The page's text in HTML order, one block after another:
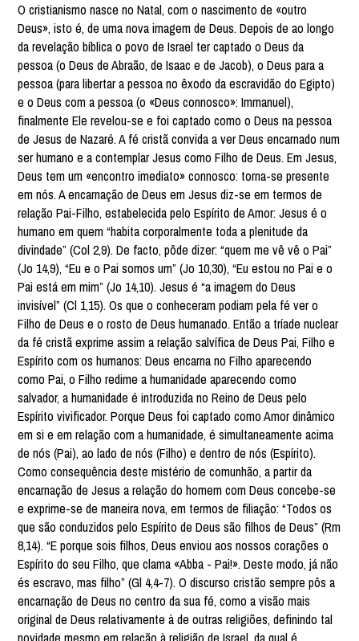
O cristianismo nasce no Natal, com o nascimento de «outro
Deus», isto é, de uma nova imagem de Deus. Depois de ao longo
da revelação bíblica o povo de Israel ter captado o Deus da
pessoa (o Deus de Abraão, de Isaac e de Jacob), o Deus para a
pessoa (para libertar a pessoa no êxodo da escravidão do Egipto)
e o Deus com a pessoa (o «Deus connosco»: Immanuel),
finalmente Ele revelou-se e foi captado como o Deus na pessoa
de Jesus de Nazaré. A fé cristã convida a ver Deus encarnado num
ser humano e a contemplar Jesus como Filho de Deus. Em Jesus,
Deus tem um «encontro imediato» connosco: torna-se presente
em nós. A encarnação de Deus em Jesus diz-se em termos de
relação Pai-Filho, estabelecida pelo Espírito de Amor: Jesus é o
humano em quem “habita corporalmente toda a plenitude da
divindade” (Col 2,9). De facto, pôde dizer: “quem me vê vê o Pai”
(Jo 14,9), “Eu e o Pai somos um” (Jo 10,30), “Eu estou no Pai e o
Pai está em mim” (Jo 14,10). Jesus é “a imagem do Deus
invisível” (Cl 1,15). Os que o conheceram podiam pela fé ver o
Filho de Deus e o rosto de Deus humanado. Então a tríade nuclear
da fé cristã exprime assim a relação salvífica de Deus Pai, Filho e
Espírito com os humanos: Deus encarna no Filho aparecendo
como Pai, o Filho redime a humanidade aparecendo como
salvador, a humanidade é introduzida no Reino de Deus pelo
Espírito vivificador. Porque Deus foi captado como Amor dinâmico
em si e em relação com a humanidade, é simultaneamente acima
de nós (Pai), ao lado de nós (Filho) e dentro de nós (Espírito).
Como consequência deste mistério de comunhão, a partir da
encarnação de Jesus a relação do homem com Deus concebe-se
e exprime-se de maneira nova, em termos de filiação: “Todos os
que são conduzidos pelo Espírito de Deus são filhos de Deus” (Rm
8,14). “E porque sois filhos, Deus enviou aos nossos corações o
Espírito do seu Filho, que clama «Abba - Pai!». Deste modo, já não
és escravo, mas filho” (Gl 4,4-7). O discurso cristão sempre pôs a
encarnação de Deus no centro da sua fé, como a visão mais
original de Deus relativamente à de outras religiões, definindo tal